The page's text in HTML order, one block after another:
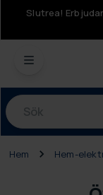
Slutrea!
Produkter
Hem Hem-